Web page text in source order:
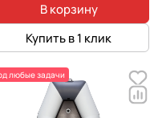
В корзину
Купить в 1 клик
любые задачи